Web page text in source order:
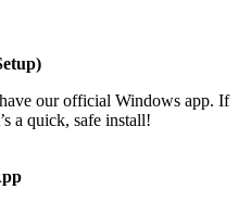
our official Windows app. If
a quick, safe install!